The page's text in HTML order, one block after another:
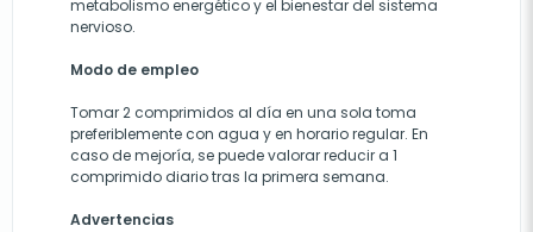
metabolismo energético y el bienestar del sistema
nervioso.
Modo de empleo
Tomar 2 comprimidos al día en una sola toma
preferiblemente con agua y en horario regular. En
caso de mejoría, se puede valorar reducir a 1
comprimido diario tras la primera semana.
Advertencias